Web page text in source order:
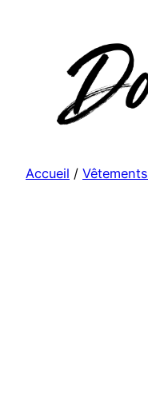
Accueil / Vêtements